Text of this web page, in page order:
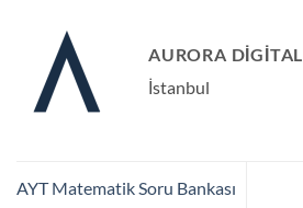
AURORA DIGITAL
İstanbul
AYT Matematik Soru Bankası